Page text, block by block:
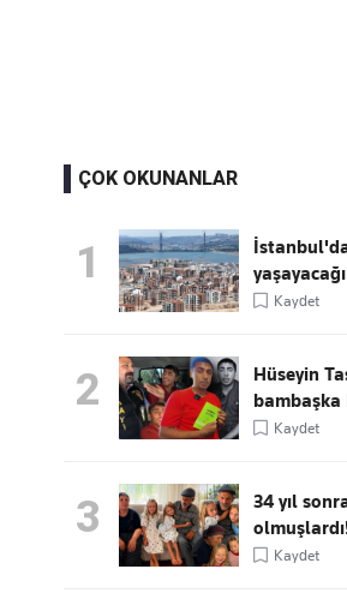
ÇOK OKUNANLAR
1
Kaydet
2
Hüseyin
bambaşka
Kaydet
3
34 yıl
Kaydet